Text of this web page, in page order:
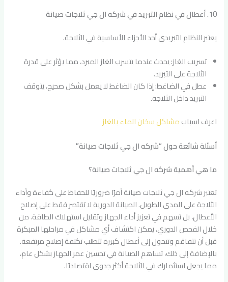
10. أعطال في نظام التبريد في شركه ال جي ثلاجات صيانة
يعتبر النظام التبريدي أحد الأجزاء الأساسية في الثلاجة.
تسريب الغاز: يحدث عندما يتسرب الغاز المبرد، مما يؤثر على قدرة
الثلاجة على التبريد.
عطل في الضاغط: إذا كان الضاغط لا يعمل بشكل صحيح، يتوقف
التبريد داخل الثلاجة.
اعرف اسبابمشاكل سخان الماء بالغاز
أسئلة شائعة حول “شركه ال جي ثلاجات صيانة”
ما هي أهمية شركه ال جي ثلاجات صيانة؟
تعتبر شركه ال جي ثلاجات صيانة أمرًا ضروريًا للحفاظ على كفاءة وأداء
الثلاجة على المدى الطويل. الصيانة الدورية لا تقتصر فقط على إصلاح
الأعطال، بل تسهم في تعزيز أداء الجهاز وتقليل استهلاك الطاقة. من
خلال الفحص الدوري، يمكن اكتشاف أي مشاكل في مراحلها المبكرة
قبل أن تتفاقم وتتحول إلى أعطال كبيرة تتطلب تكلفة إصلاح مرتفعة.
بالإضافة إلى ذلك، تساهم الصيانة في تحسين عمر الجهاز بشكل عام،
مما يجعل استثمارك في الثلاجة أكثر جدوى اقتصاديًا.